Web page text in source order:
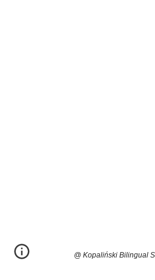
@ Kopaliński Bilingual